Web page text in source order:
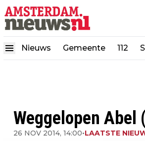
Nieuws Gemeente 112
Weggelopen Abel
26 NOV 2014, 14:00•LAATSTE